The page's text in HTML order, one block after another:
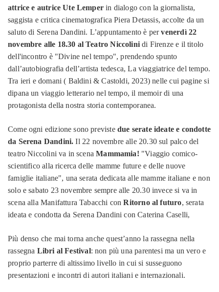
attrice e autrice Ute Lemper in dialogo con la giornalista,
saggista e critica cinematografica Piera Detassis, accolte da un
saluto di Serena Dandini. L’appuntamento è pervenerdì 22
novembre alle 18.30 al Teatro Niccolinidi Firenze e il titolo
dell'incontro è "Divine nel tempo", prendendo spunto
dall’autobiografia dell’artista tedesca, La viaggiatrice del tempo.
Tra ieri e domani ( Baldini & Castoldi, 2023) nelle cui pagine si
dipana un viaggio letterario nel tempo, il memoir di una
protagonista della nostra storia contemporanea.
Come ogni edizione sono previste due serate ideate e condotte
da Serena Dandini. Il 22 novembre alle 20.30 sul palco del
teatro Niccolini va in scena Mammamia! "Viaggio comico-
scientifico alla ricerca delle mamme future e delle nuove
famiglie italiane", una serata dedicata alle mamme italiane e non
solo e sabato 23 novembre sempre alle 20.30 invece si va in
scena alla Manifattura Tabacchi con Ritorno al futuro, serata
ideata e condotta da Serena Dandini con Caterina Caselli,
Più denso che mai torna anche quest’anno la rassegna nella
rassegna Libri al Festival: non più una parentesi ma un vero e
proprio parterre di altissimo livello in cui si susseguono
presentazioni e incontri di autori italiani e internazionali.